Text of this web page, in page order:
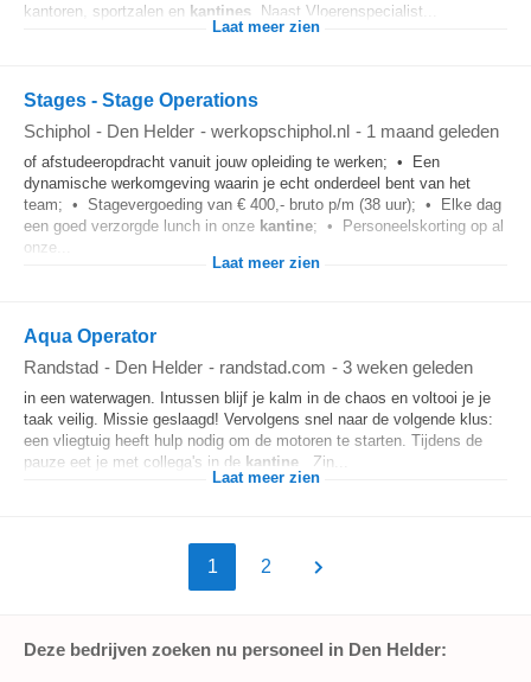
kantoren, sportzalen en kantines . Naast Vloerenspecialist...
Laat meer zien
Stages - Stage Operations
Schiphol - Den Helder - werkopschiphol.nl - 1 maand geleden
of afstudeeropdracht vanuit jouw opleiding te werken; • Een
dynamische werkomgeving waarin je echt onderdeel bent van het
team; • Stagevergoeding van € 400,- bruto p/m (38 uur); • Elke dag
een goed verzorgde lunch in onze kantine; • Personeelskorting op al
onze...
Laat meer zien
Aqua Operator
Randstad - Den Helder - randstad.com - 3 weken geleden
in een waterwagen. Intussen blijf je kalm in de chaos en voltooi je je
taak veilig. Missie geslaagd! Vervolgens snel naar de volgende klus:
een vliegtuig heeft hulp nodig om de motoren te starten. Tijdens de
pauze eet je met collega's in de kantine . Zin...
Laat meer zien
1 2
Deze bedrijven zoeken nu personeel in Den Helder: